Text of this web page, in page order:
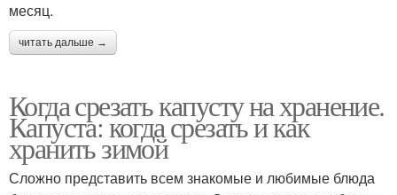
месяц.
читать дальше →
Когда срезать капусту на хранение.
Капуста: когда срезать и как
хранить зимой
Сложно представить всем знакомые и любимые блюда